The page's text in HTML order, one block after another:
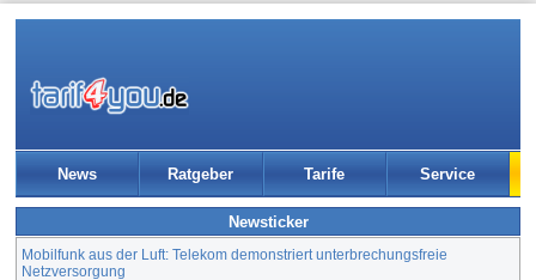
News Ratgeber Tarife Service
Newsticker
Mobilfunk aus der Luft: Telekom demonstriert unterbrechungsfreie
Netzversorgung